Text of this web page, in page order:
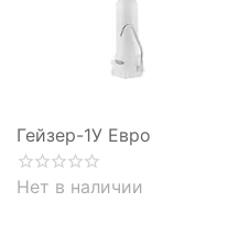
Гейзер-1У Евро
Нет в наличии